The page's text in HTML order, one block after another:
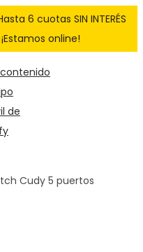
6 cuotas SIN INTERÉS
online!
Cudy 5 puertos